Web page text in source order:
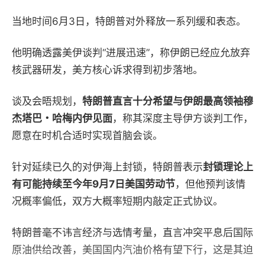
当地时间6月3日， 特朗普对外释放一系列缓和表态。
他明确透露美伊谈判“进展迅速”，称伊朗已经应允放弃
核武器研发，美方核心诉求得到初步落地。
谈及会晤规划， 特朗普直言十分希望与伊朗最高领袖穆
杰塔巴・哈梅内伊见面，称其深度主导伊方谈判工作，
愿意在时机合适时实现首脑会谈。
针对延续已久的对伊海上封锁，特朗普表示封锁理论上
有可能持续至今年9月7日美国劳动节，但他预判该情
况概率偏低，双方大概率短期内敲定正式协议。
特朗普毫不讳言经济与选情考量，直言冲突平息后国际
原油供给改善，美国国内汽油价格有望下行，这是其迫